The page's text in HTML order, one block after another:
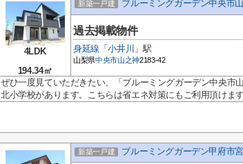
4LDK
194.34㎡
新築一戸建 ブルーミングガーデン中央市
過去掲載物件
身延線 「小井川 」駅
山梨県中央市山之神2183-42
ぜひ一度見ていただきたい、「ブルーミングガーデン中央
北小学校があります。こちらは省エネ対策にもご利用頂けま
新築一戸建 ブルーミングガーデン甲府市